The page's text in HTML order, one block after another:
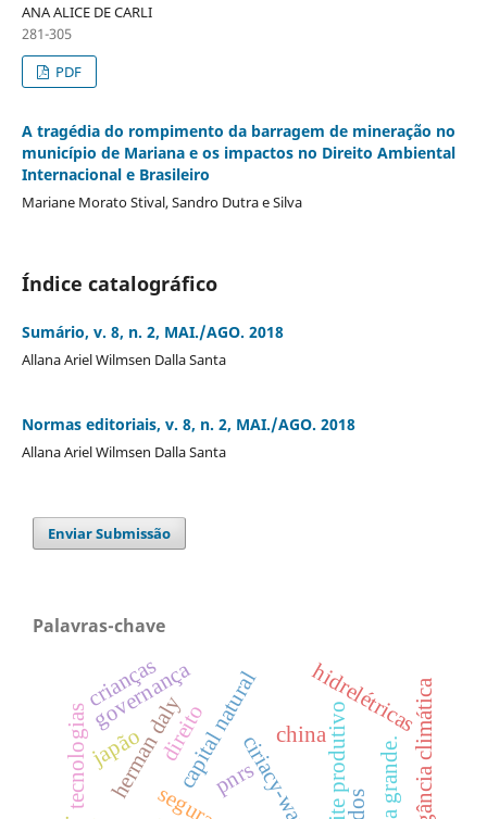
ANA ALICE DE CARLI
281-305
PDF
A tragédia do rompimento da barragem de mineração no
município de Mariana e os impactos no Direito Ambiental
Internacional e Brasileiro
Mariane Morato Stival, Sandro Dutra e Silva
Índice catalográfico
Sumário, v. 8, n. 2, MAI./AGO. 2018
Allana Ariel Wilmsen Dalla Santa
Normas editoriais, v. 8, n. 2, MAI./AGO. 2018
Allana Ariel Wilmsen Dalla Santa
Enviar Submissão
Palavras-chave
herman daly limite produtivo
capital natural
japão direito hidrelétricas
pnrs
china
governança
tecnologias
crianças litigância climática